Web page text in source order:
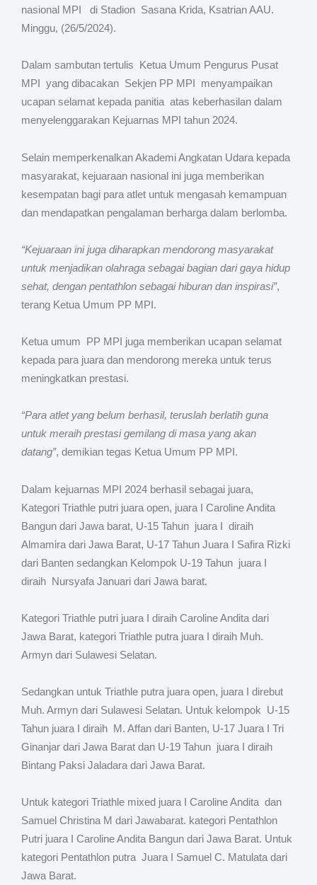
nasional MPI di Stadion Sasana Krida, Ksatrian AAU.
Minggu, (26/5/2024).
Dalam sambutan tertulis Ketua Umum Pengurus Pusat
MPI yang dibacakan Sekjen PP MPI menyampaikan
ucapan selamat kepada panitia atas keberhasilan dalam
menyelenggarakan Kejuarnas MPI tahun 2024.
Selain memperkenalkan Akademi Angkatan Udara kepada
masyarakat, kejuaraan nasional ini juga memberikan
kesempatan bagi para atlet untuk mengasah kemampuan
dan mendapatkan pengalaman berharga dalam berlomba.
“Kejuaraan ini juga diharapkan mendorong masyarakat
untuk menjadikan olahraga sebagai bagian dari gaya hidup
sehat, dengan pentathlon sebagai hiburan dan inspirasi”,
terang Ketua Umum PP MPI.
Ketua umum PP MPI juga memberikan ucapan selamat
kepada para juara dan mendorong mereka untuk terus
meningkatkan prestasi.
“Para atlet yang belum berhasil, teruslah berlatih guna
untuk meraih prestasi gemilang di masa yang akan
datang”, demikian tegas Ketua Umum PP MPI.
Dalam kejuarnas MPI 2024 berhasil sebagai juara,
Kategori Triathle putri juara open, juara I Caroline Andita
Bangun dari Jawa barat, U-15 Tahun juara I diraih
Almamira dari Jawa Barat, U-17 Tahun Juara I Safira Rizki
dari Banten sedangkan Kelompok U-19 Tahun juara I
diraih Nursyafa Januari dari Jawa barat.
Kategori Triathle putri juara I diraih Caroline Andita dari
Jawa Barat, kategori Triathle putra juara I diraih Muh.
Armyn dari Sulawesi Selatan.
Sedangkan untuk Triathle putra juara open, juara I direbut
Muh. Armyn dari Sulawesi Selatan. Untuk kelompok U-15
Tahun juara I diraih M. Affan dari Banten, U-17 Juara I Tri
Ginanjar dari Jawa Barat dan U-19 Tahun juara I diraih
Bintang Paksi Jaladara dari Jawa Barat.
Untuk kategori Triathle mixed juara I Caroline Andita dan
Samuel Christina M dari Jawabarat. kategori Pentathlon
Putri juara I Caroline Andita Bangun dari Jawa Barat. Untuk
kategori Pentathlon putra Juara I Samuel C. Matulata dari
Jawa Barat.